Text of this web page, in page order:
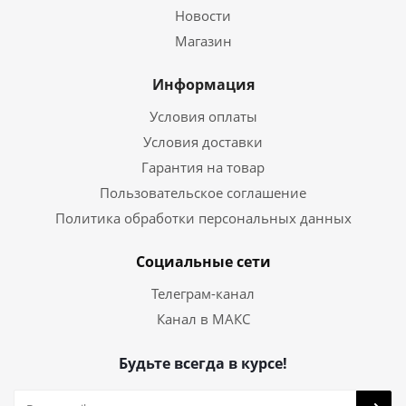
Новости
Магазин
Информация
Условия оплаты
Условия доставки
Гарантия на товар
Пользовательское соглашение
Политика обработки персональных данных
Социальные сети
Телеграм-канал
Канал в МАКС
Будьте всегда в курсе!